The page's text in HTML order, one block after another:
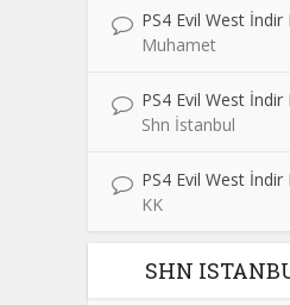
PS4 Evil West İndir
Muhamet
PS4 Evil West İndir
Shn İstanbul
PS4 Evil West İndir
KK
SHN